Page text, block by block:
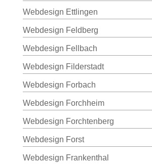
Webdesign Ettlingen
Webdesign Feldberg
Webdesign Fellbach
Webdesign Filderstadt
Webdesign Forbach
Webdesign Forchheim
Webdesign Forchtenberg
Webdesign Forst
Webdesign Frankenthal